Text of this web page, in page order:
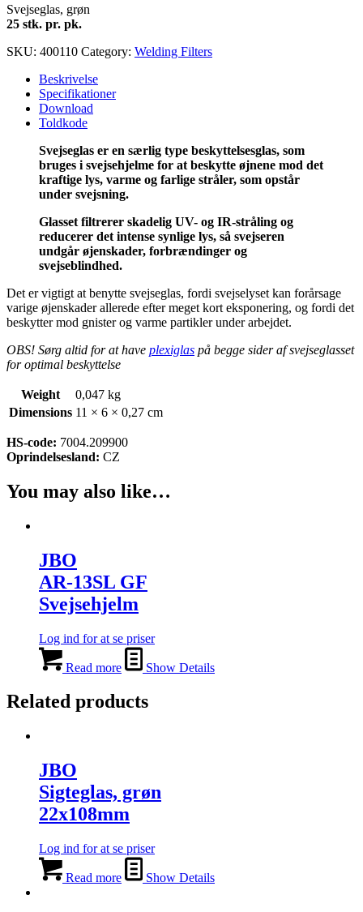
Svejseglas, grøn
25 stk. pr. pk.
SKU: 400110 Category: Welding Filters
Beskrivelse
Specifikationer
Download
Toldkode
Svejseglas er en særlig type beskyttelsesglas, som
bruges i svejsehjelme for at beskytte øjnene mod det
kraftige lys, varme og farlige stråler, som opstår
under svejsning.
Glasset filtrerer skadelig UV- og IR-stråling og
reducerer det intense synlige lys, så svejseren
undgår øjenskader, forbrændinger og
svejseblindhed.
Det er vigtigt at benytte svejseglas, fordi svejselyset kan forårsage
varige øjenskader allerede efter meget kort eksponering, og fordi det
beskytter mod gnister og varme partikler under arbejdet.
OBS! Sørg altid for at have plexiglas på begge sider af svejseglasset
for optimal beskyttelse
Weight
0,047 kg
Dimensions 11 × 6 × 0,27 cm
HS-code: 7004.209900
Oprindelsesland: CZ
You may also like…
JBO
AR-13SL GF
Svejsehjelm
Log ind for at se priser
Read more Show Details
Related products
JBO
Sigteglas, grøn
22x108mm
Log ind for at se priser
Read more Show Details